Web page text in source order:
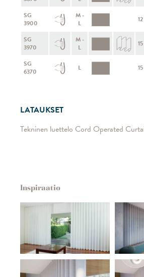
SG
3900
M -
L
SG
3970
M -
L
SG
6370
L
LATAUKSET
Tekninen luettelo Cord Operated
Inspiraatio